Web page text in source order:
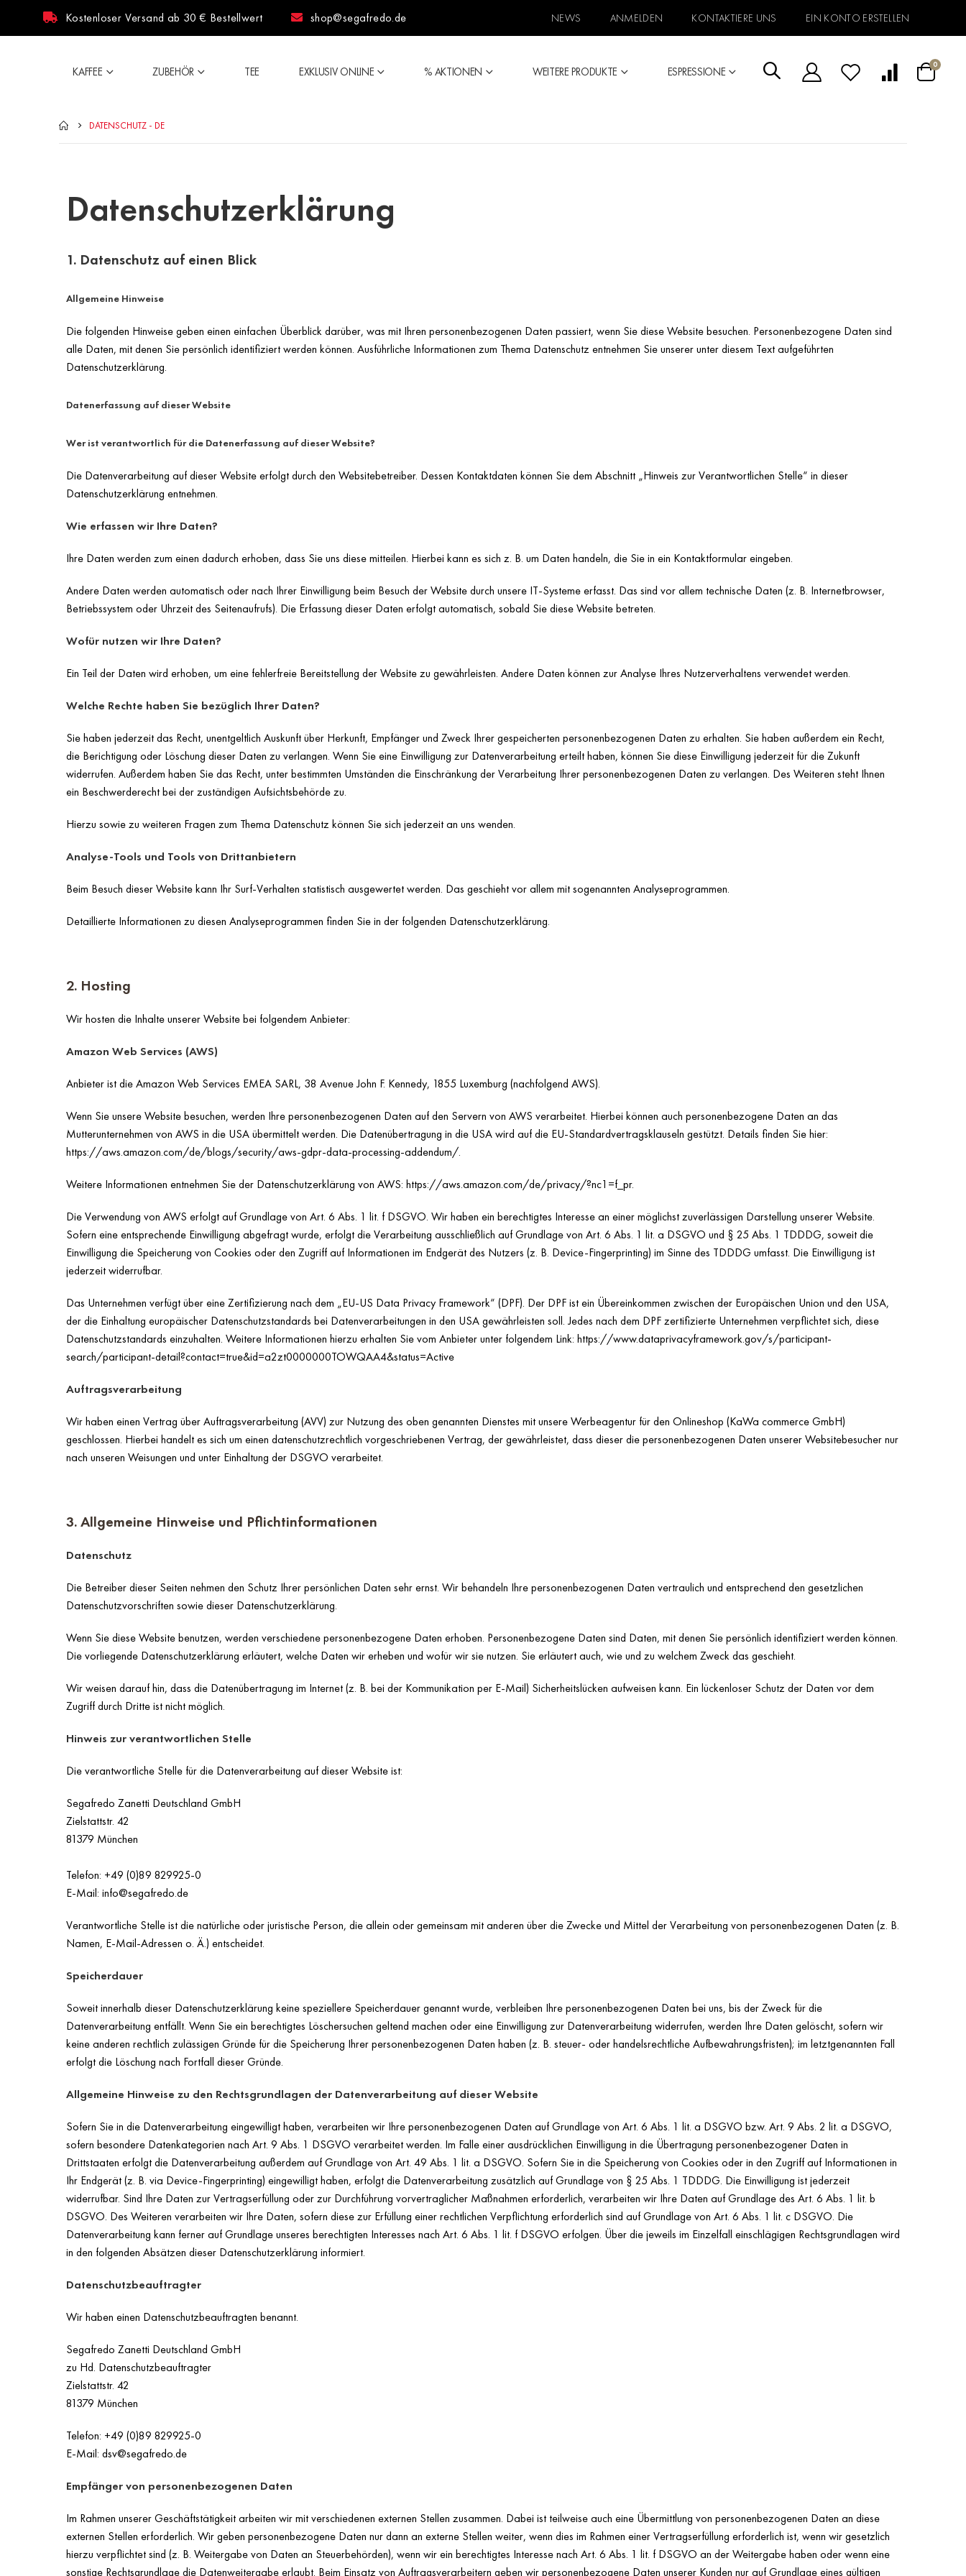
Kostenloser Versand ab 30 € Bestellwert shop@segafredo.de NEWS ANMELDEN KONTAKTIERE UNS EIN KONTO ERSTELLEN
KAFFEE ZUBEHÖR TEE EXKLUSIV ONLINE % AKTIONEN WEITERE PRODUKTE ESPRESSIONE
Warenkorb
0Artikel
DATENSCHUTZ - DE
Datenschutzerklärung
1. Datenschutz auf einen Blick
Allgemeine Hinweise
Die folgenden Hinweise geben einen einfachen Überblick darüber, was mit Ihren personenbezogenen Daten passiert, wenn Sie diese Website besuchen. Personenbezogene Daten sind
alle Daten, mit denen Sie persönlich identifiziert werden können. Ausführliche Informationen zum Thema Datenschutz entnehmen Sie unserer unter diesem Text aufgeführten
Datenschutzerklärung.
Datenerfassung auf dieser Website
Wer ist verantwortlich für die Datenerfassung auf dieser Website?
Die Datenverarbeitung auf dieser Website erfolgt durch den Websitebetreiber. Dessen Kontaktdaten können Sie dem Abschnitt „Hinweis zur Verantwortlichen Stelle“ in dieser
Datenschutzerklärung entnehmen.
Wie erfassen wir Ihre Daten?
Ihre Daten werden zum einen dadurch erhoben, dass Sie uns diese mitteilen. Hierbei kann es sich z. B. um Daten handeln, die Sie in ein Kontaktformular eingeben.
Andere Daten werden automatisch oder nach Ihrer Einwilligung beim Besuch der Website durch unsere IT-Systeme erfasst. Das sind vor allem technische Daten (z. B. Internetbrowser,
Betriebssystem oder Uhrzeit des Seitenaufrufs). Die Erfassung dieser Daten erfolgt automatisch, sobald Sie diese Website betreten.
Wofür nutzen wir Ihre Daten?
Ein Teil der Daten wird erhoben, um eine fehlerfreie Bereitstellung der Website zu gewährleisten. Andere Daten können zur Analyse Ihres Nutzerverhaltens verwendet werden.
Welche Rechte haben Sie bezüglich Ihrer Daten?
Sie haben jederzeit das Recht, unentgeltlich Auskunft über Herkunft, Empfänger und Zweck Ihrer gespeicherten personenbezogenen Daten zu erhalten. Sie haben außerdem ein Recht,
die Berichtigung oder Löschung dieser Daten zu verlangen. Wenn Sie eine Einwilligung zur Datenverarbeitung erteilt haben, können Sie diese Einwilligung jederzeit für die Zukunft
widerrufen. Außerdem haben Sie das Recht, unter bestimmten Umständen die Einschränkung der Verarbeitung Ihrer personenbezogenen Daten zu verlangen. Des Weiteren steht Ihnen
ein Beschwerderecht bei der zuständigen Aufsichtsbehörde zu.
Hierzu sowie zu weiteren Fragen zum Thema Datenschutz können Sie sich jederzeit an uns wenden.
Analyse-Tools und Tools von Drittanbietern
Beim Besuch dieser Website kann Ihr Surf-Verhalten statistisch ausgewertet werden. Das geschieht vor allem mit sogenannten Analyseprogrammen.
Detaillierte Informationen zu diesen Analyseprogrammen finden Sie in der folgenden Datenschutzerklärung.
2. Hosting
Wir hosten die Inhalte unserer Website bei folgendem Anbieter:
Amazon Web Services (AWS)
Anbieter ist die Amazon Web Services EMEA SARL, 38 Avenue John F. Kennedy, 1855 Luxemburg (nachfolgend AWS).
Wenn Sie unsere Website besuchen, werden Ihre personenbezogenen Daten auf den Servern von AWS verarbeitet. Hierbei können auch personenbezogene Daten an das
Mutterunternehmen von AWS in die USA übermittelt werden. Die Datenübertragung in die USA wird auf die EU-Standardvertragsklauseln gestützt. Details finden Sie hier:
https://aws.amazon.com/de/blogs/security/aws-gdpr-data-processing-addendum/.
Weitere Informationen entnehmen Sie der Datenschutzerklärung von AWS: https://aws.amazon.com/de/privacy/?nc1=f_pr.
Die Verwendung von AWS erfolgt auf Grundlage von Art. 6 Abs. 1 lit. f DSGVO. Wir haben ein berechtigtes Interesse an einer möglichst zuverlässigen Darstellung unserer Website.
Sofern eine entsprechende Einwilligung abgefragt wurde, erfolgt die Verarbeitung ausschließlich auf Grundlage von Art. 6 Abs. 1 lit. a DSGVO und § 25 Abs. 1 TDDDG, soweit die
Einwilligung die Speicherung von Cookies oder den Zugriff auf Informationen im Endgerät des Nutzers (z. B. Device-Fingerprinting) im Sinne des TDDDG umfasst. Die Einwilligung ist
jederzeit widerrufbar.
Das Unternehmen verfügt über eine Zertifizierung nach dem „EU-US Data Privacy Framework“ (DPF). Der DPF ist ein Übereinkommen zwischen der Europäischen Union und den USA,
der die Einhaltung europäischer Datenschutzstandards bei Datenverarbeitungen in den USA gewährleisten soll. Jedes nach dem DPF zertifizierte Unternehmen verpflichtet sich, diese
Datenschutzstandards einzuhalten. Weitere Informationen hierzu erhalten Sie vom Anbieter unter folgendem Link: https://www.dataprivacyframework.gov/s/participant-
search/participant-detail?contact=true&id=a2zt0000000TOWQAA4&status=Active
Auftragsverarbeitung
Wir haben einen Vertrag über Auftragsverarbeitung (AVV) zur Nutzung des oben genannten Dienstes mit unsere Werbeagentur für den Onlineshop (KaWa commerce GmbH)
geschlossen. Hierbei handelt es sich um einen datenschutzrechtlich vorgeschriebenen Vertrag, der gewährleistet, dass dieser die personenbezogenen Daten unserer Websitebesucher nur
nach unseren Weisungen und unter Einhaltung der DSGVO verarbeitet.
3. Allgemeine Hinweise und Pflichtinformationen
Datenschutz
Die Betreiber dieser Seiten nehmen den Schutz Ihrer persönlichen Daten sehr ernst. Wir behandeln Ihre personenbezogenen Daten vertraulich und entsprechend den gesetzlichen
Datenschutzvorschriften sowie dieser Datenschutzerklärung.
Wenn Sie diese Website benutzen, werden verschiedene personenbezogene Daten erhoben. Personenbezogene Daten sind Daten, mit denen Sie persönlich identifiziert werden können.
Die vorliegende Datenschutzerklärung erläutert, welche Daten wir erheben und wofür wir sie nutzen. Sie erläutert auch, wie und zu welchem Zweck das geschieht.
Wir weisen darauf hin, dass die Datenübertragung im Internet (z. B. bei der Kommunikation per E-Mail) Sicherheitslücken aufweisen kann. Ein lückenloser Schutz der Daten vor dem
Zugriff durch Dritte ist nicht möglich.
Hinweis zur verantwortlichen Stelle
Die verantwortliche Stelle für die Datenverarbeitung auf dieser Website ist:
Segafredo Zanetti Deutschland GmbH
Zielstattstr. 42
81379 München
Telefon: +49 (0)89 829925-0
E-Mail: info@segafredo.de
Verantwortliche Stelle ist die natürliche oder juristische Person, die allein oder gemeinsam mit anderen über die Zwecke und Mittel der Verarbeitung von personenbezogenen Daten (z. B.
Namen, E-Mail-Adressen o. Ä.) entscheidet.
Speicherdauer
Soweit innerhalb dieser Datenschutzerklärung keine speziellere Speicherdauer genannt wurde, verbleiben Ihre personenbezogenen Daten bei uns, bis der Zweck für die
Datenverarbeitung entfällt. Wenn Sie ein berechtigtes Löschersuchen geltend machen oder eine Einwilligung zur Datenverarbeitung widerrufen, werden Ihre Daten gelöscht, sofern wir
keine anderen rechtlich zulässigen Gründe für die Speicherung Ihrer personenbezogenen Daten haben (z. B. steuer- oder handelsrechtliche Aufbewahrungsfristen); im letztgenannten Fall
erfolgt die Löschung nach Fortfall dieser Gründe.
Allgemeine Hinweise zu den Rechtsgrundlagen der Datenverarbeitung auf dieser Website
Sofern Sie in die Datenverarbeitung eingewilligt haben, verarbeiten wir Ihre personenbezogenen Daten auf Grundlage von Art. 6 Abs. 1 lit. a DSGVO bzw. Art. 9 Abs. 2 lit. a DSGVO,
sofern besondere Datenkategorien nach Art. 9 Abs. 1 DSGVO verarbeitet werden. Im Falle einer ausdrücklichen Einwilligung in die Übertragung personenbezogener Daten in
Drittstaaten erfolgt die Datenverarbeitung außerdem auf Grundlage von Art. 49 Abs. 1 lit. a DSGVO. Sofern Sie in die Speicherung von Cookies oder in den Zugriff auf Informationen in
Ihr Endgerät (z. B. via Device-Fingerprinting) eingewilligt haben, erfolgt die Datenverarbeitung zusätzlich auf Grundlage von § 25 Abs. 1 TDDDG. Die Einwilligung ist jederzeit
widerrufbar. Sind Ihre Daten zur Vertragserfüllung oder zur Durchführung vorvertraglicher Maßnahmen erforderlich, verarbeiten wir Ihre Daten auf Grundlage des Art. 6 Abs. 1 lit. b
DSGVO. Des Weiteren verarbeiten wir Ihre Daten, sofern diese zur Erfüllung einer rechtlichen Verpflichtung erforderlich sind auf Grundlage von Art. 6 Abs. 1 lit. c DSGVO. Die
Datenverarbeitung kann ferner auf Grundlage unseres berechtigten Interesses nach Art. 6 Abs. 1 lit. f DSGVO erfolgen. Über die jeweils im Einzelfall einschlägigen Rechtsgrundlagen wird
in den folgenden Absätzen dieser Datenschutzerklärung informiert.
Datenschutzbeauftragter
Wir haben einen Datenschutzbeauftragten benannt.
Segafredo Zanetti Deutschland GmbH
zu Hd. Datenschutzbeauftragter
Zielstattstr. 42
81379 München
Telefon: +49 (0)89 829925-0
E-Mail: dsv@segafredo.de
Empfänger von personenbezogenen Daten
Im Rahmen unserer Geschäftstätigkeit arbeiten wir mit verschiedenen externen Stellen zusammen. Dabei ist teilweise auch eine Übermittlung von personenbezogenen Daten an diese
externen Stellen erforderlich. Wir geben personenbezogene Daten nur dann an externe Stellen weiter, wenn dies im Rahmen einer Vertragserfüllung erforderlich ist, wenn wir gesetzlich
hierzu verpflichtet sind (z. B. Weitergabe von Daten an Steuerbehörden), wenn wir ein berechtigtes Interesse nach Art. 6 Abs. 1 lit. f DSGVO an der Weitergabe haben oder wenn eine
sonstige Rechtsgrundlage die Datenweitergabe erlaubt. Beim Einsatz von Auftragsverarbeitern geben wir personenbezogene Daten unserer Kunden nur auf Grundlage eines gültigen